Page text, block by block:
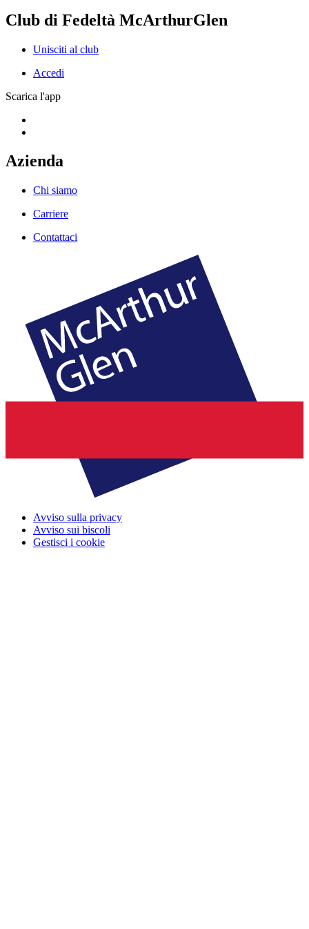
Club di Fedeltà McArthurGlen
Unisciti al club
Accedi
Scarica l'app
Azienda
Chi siamo
Carriere
Contattaci
Avviso sulla privacy
Avviso sui biscoli
Gestisci i cookie